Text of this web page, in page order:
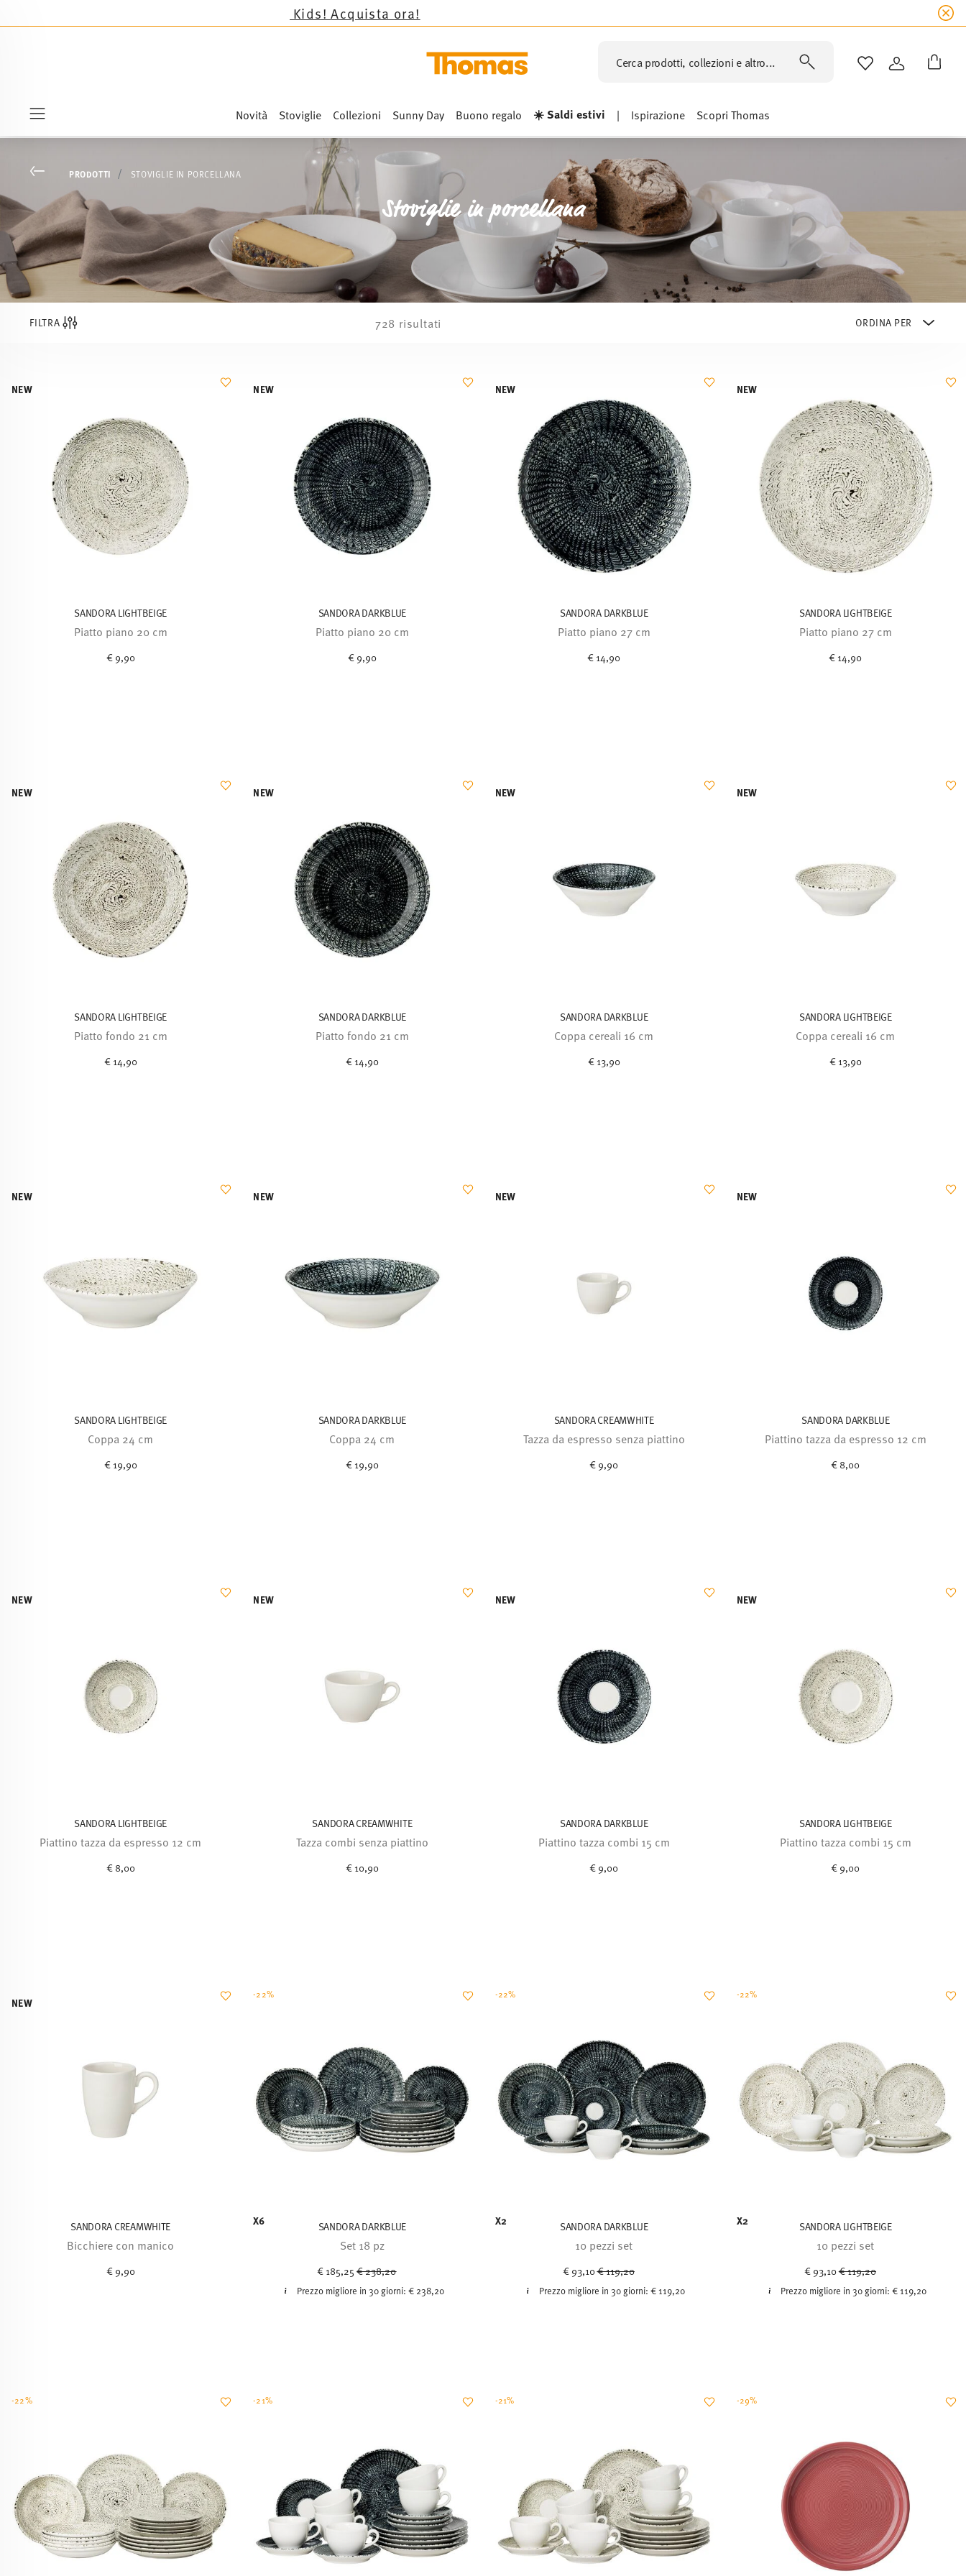
Cerca prodotti, collezioni e altro... LISTA DESIDERI
ACCEDI
Novità Stoviglie Collezioni Sunny Day Buono regalo ☀️ Saldi estivi | Ispirazione Scopri Thomas
Go backPRODOTTI STOVIGLIE IN PORCELLANA
Stoviglie in porcellana
FILTRA 728 risultati
SANDORA LIGHTBEIGE
Piatto piano 20 cm
€ 9,90
NEW
SANDORA DARKBLUE
Piatto piano 20 cm
€ 9,90
NEW
SANDORA DARKBLUE
Piatto piano 27 cm
€ 14,90
NEW
SANDORA LIGHTBEIGE
Piatto piano 27 cm
€ 14,90
NEW
SANDORA LIGHTBEIGE
Piatto fondo 21 cm
€ 14,90
NEW
SANDORA DARKBLUE
Piatto fondo 21 cm
€ 14,90
NEW
SANDORA DARKBLUE
Coppa cereali 16 cm
€ 13,90
NEW
SANDORA LIGHTBEIGE
Coppa cereali 16 cm
€ 13,90
NEW
SANDORA LIGHTBEIGE
Coppa 24 cm
€ 19,90
NEW
SANDORA DARKBLUE
Coppa 24 cm
€ 19,90
NEW
SANDORA CREAMWHITE
Tazza da espresso senza piattino
€ 9,90
NEW
SANDORA DARKBLUE
Piattino tazza da espresso 12 cm
€ 8,00
NEW
SANDORA LIGHTBEIGE
Piattino tazza da espresso 12 cm
€ 8,00
NEW
SANDORA CREAMWHITE
Tazza combi senza piattino
€ 10,90
NEW
SANDORA DARKBLUE
Piattino tazza combi 15 cm
€ 9,00
NEW
SANDORA LIGHTBEIGE
Piattino tazza combi 15 cm
€ 9,00
NEW
SANDORA CREAMWHITE
Bicchiere con manico
€ 9,90
NEW
X6 SANDORA DARKBLUE
Set 18 pz
€ 185,25Price reduced from
€ 238,20
Prezzo migliore in 30 giorni: € 238,20
-22%
X2 SANDORA DARKBLUE
10 pezzi set
€ 93,10Price reduced from
€ 119,20
Prezzo migliore in 30 giorni: € 119,20
-22%
X2 SANDORA LIGHTBEIGE
10 pezzi set
€ 93,10Price reduced from
€ 119,20
Prezzo migliore in 30 giorni:€ 119,20
-22%
-22% -21% -21% -29%